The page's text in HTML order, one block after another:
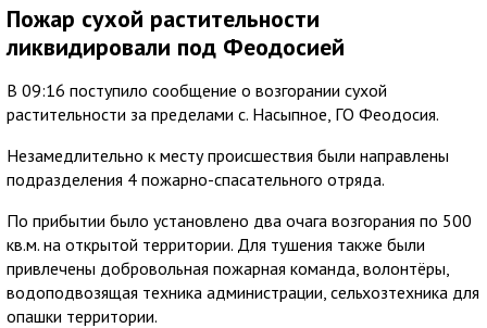
Пожар сухой растительности
ликвидировали под Феодосией
В 09:16 поступило сообщение о возгорании сухой
растительности за пределами с. Насыпное, ГО Феодосия.
Незамедлительно к месту происшествия были направлены
подразделения 4 пожарно-спасательного отряда.
По прибытии было установлено два очага возгорания по 500
кв.м. на открытой территории. Для тушения также были
привлечены добровольная пожарная команда, волонтёры,
водоподвозящая техника администрации, сельхозтехника для
опашки территории.